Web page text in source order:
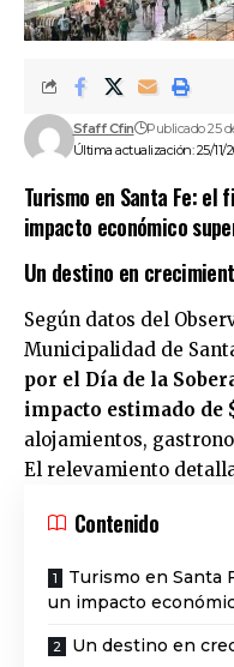
Última actualización: 25/11/
Sfaff Cfin Publicado 25
Turismo en Santa Fe: el
impacto económico
Un destino en
Según datos del
Municipalidad de
por el Día de la
impacto estimado de
alojamientos,
El relevamiento
Contenido
Turismo en Santa
un impacto
Un destino en